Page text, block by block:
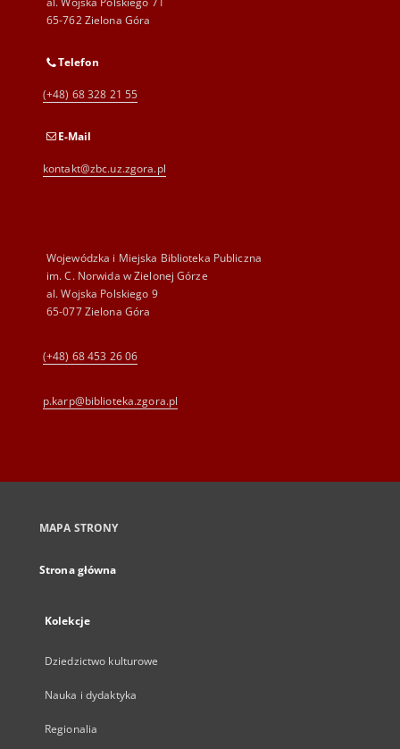
65-762 Zielona Góra
Telefon
(+48) 68 328 21 55
E-Mail
kontakt@zbc.uz.zgora.pl
Wojewódzka i Miejska Biblioteka Publiczna
im. C. Norwida w Zielonej Górze
al. Wojska Polskiego 9
65-077 Zielona Góra
(+48) 68 453 26 06
p.karp@biblioteka.zgora.pl
MAPA STRONY
Strona główna
Kolekcje
Dziedzictwo kulturowe
Nauka i dydaktyka
Regionalia